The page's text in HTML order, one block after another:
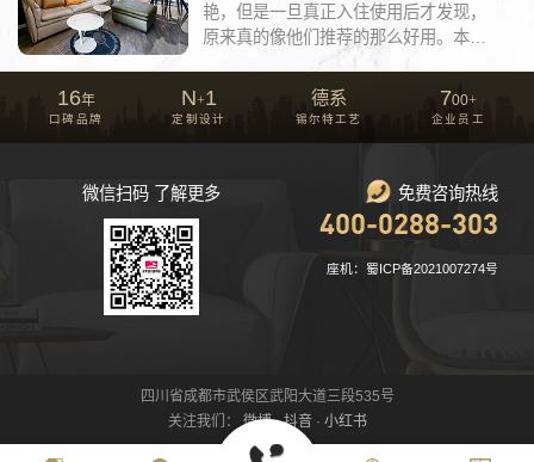
艳，但是一旦真正入住使用后才发现，
原来真的像他们推荐的那么好用。本文
16年
口碑品牌
N+1
定制设计
德系
锡尔特工艺
700+
企业员工
微信扫码 了解更多 免费咨询热线
400-0288-303
座机：蜀ICP备2021007274号
四川省成都市武侯区武阳大道三段535号
关注我们：微博·抖音· 小红书